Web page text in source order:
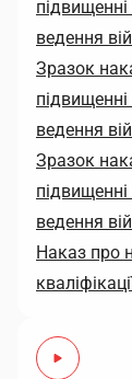
підвищенні
ведення
Зразок
підвищенні
ведення
Зразок
підвищенні
ведення
Наказ про